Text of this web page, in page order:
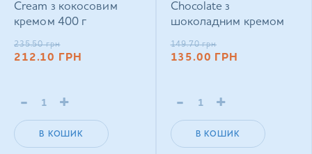
Cream з кокосовим
кремом 400 г
235.50 грн
212.10 ГРН
- +
В КОШИК
Chocolate з
шоколадним кремом
149.70 грн
135.00 ГРН
- +
В КОШИК